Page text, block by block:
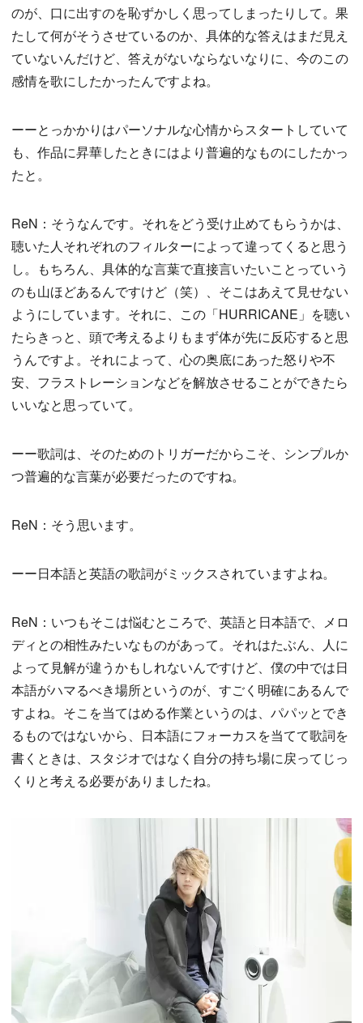
のが、口に出すのを恥ずかしく思ってしまったりして。果
たして何がそうさせているのか、具体的な答えはまだ見え
ていないんだけど、答えがないならないなりに、今のこの
感情を歌にしたかったんですよね。
ーーとっかかりはパーソナルな心情からスタートしていて
も、作品に昇華したときにはより普遍的なものにしたかっ
たと。
ReN：そうなんです。それをどう受け止めてもらうかは、
聴いた人それぞれのフィルターによって違ってくると思う
し。もちろん、具体的な言葉で直接言いたいことっていう
のも山ほどあるんですけど（笑）、そこはあえて見せない
ようにしています。それに、この「HURRICANE」を聴い
たらきっと、頭で考えるよりもまず体が先に反応すると思
うんですよ。それによって、心の奥底にあった怒りや不
安、フラストレーションなどを解放させることができたら
いいなと思っていて。
ーー歌詞は、そのためのトリガーだからこそ、シンプルか
つ普遍的な言葉が必要だったのですね。
ReN：そう思います。
ーー日本語と英語の歌詞がミックスされていますよね。
ReN：いつもそこは悩むところで、英語と日本語で、メロ
ディとの相性みたいなものがあって。それはたぶん、人に
よって見解が違うかもしれないんですけど、僕の中では日
本語がハマるべき場所というのが、すごく明確にあるんで
すよね。そこを当てはめる作業というのは、パパッとでき
るものではないから、日本語にフォーカスを当てて歌詞を
書くときは、スタジオではなく自分の持ち場に戻ってじっ
くりと考える必要がありましたね。